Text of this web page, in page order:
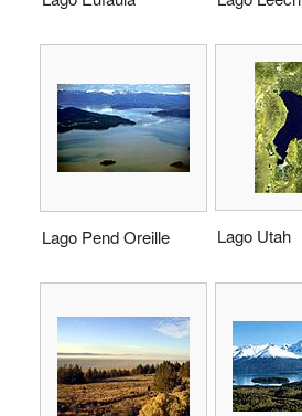
Lago Pend Oreille Lago Utah